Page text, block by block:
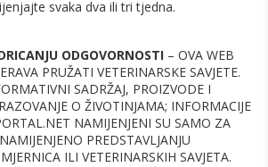
svaka dva ili tri tjedna.
ODGOVORNOSTI – OVA WEB
PRUŽATI VETERINARSKE SAVJETE.
SADRŽAJ, PROIZVODE I
O ŽIVOTINJAMA; INFORMACIJE
NAMIJENJENI SU SAMO ZA
PREDSTAVLJANJU
ILI VETERINARSKIH SAVJETA.